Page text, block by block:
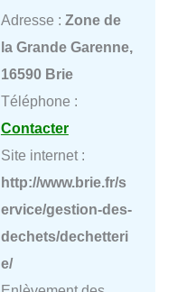
Adresse : Zone de
la Grande Garenne,
16590 Brie
Téléphone :
Contacter
Site internet :
http://www.brie.fr/s
ervice/gestion-des-
dechets/dechetteri
e/